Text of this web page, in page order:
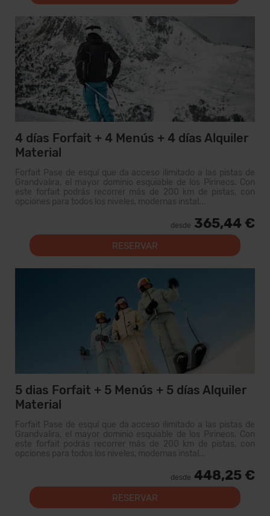
4 días Forfait + 4 Menús + 4 días Alquiler
Material
Forfait Pase de esquí que da acceso ilimitado a las pistas de
Grandvalira, el mayor dominio esquiable de los Pirineos. Con
este forfait podrás recorrer más de 200 km de pistas, con
opciones para todos los niveles, modernas instal...
desde 365,44 €
RESERVAR
5 dias Forfait + 5 Menús + 5 días Alquiler
Material
Forfait Pase de esquí que da acceso ilimitado a las pistas de
Grandvalira, el mayor dominio esquiable de los Pirineos. Con
este forfait podrás recorrer más de 200 km de pistas, con
opciones para todos los niveles, modernas instal...
desde 448,25 €
RESERVAR